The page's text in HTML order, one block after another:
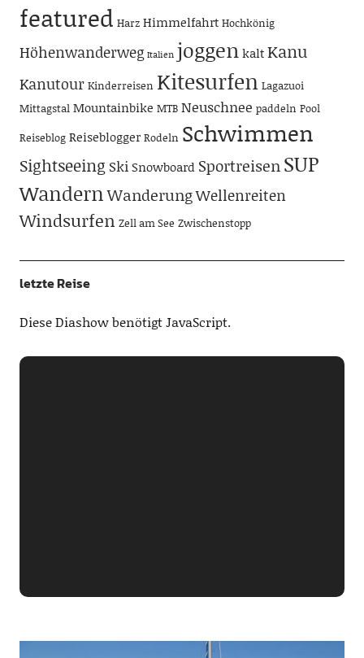
featured Harz Himmelfahrt Hochkönig
Höhenwanderweg Italien joggenkaltKanu
Kanutour Kinderreisen Kitesurfen Lagazuoi
Mittagstal Mountainbike MTB Neuschnee paddeln Pool
Reiseblog Reiseblogger Rodeln Schwimmen
Sightseeing SkiSnowboard SportreisenSUP
WandernWanderungWellenreiten
Windsurfen Zell am See Zwischenstopp
letzte Reise
Diese Diashow benötigt JavaScript.